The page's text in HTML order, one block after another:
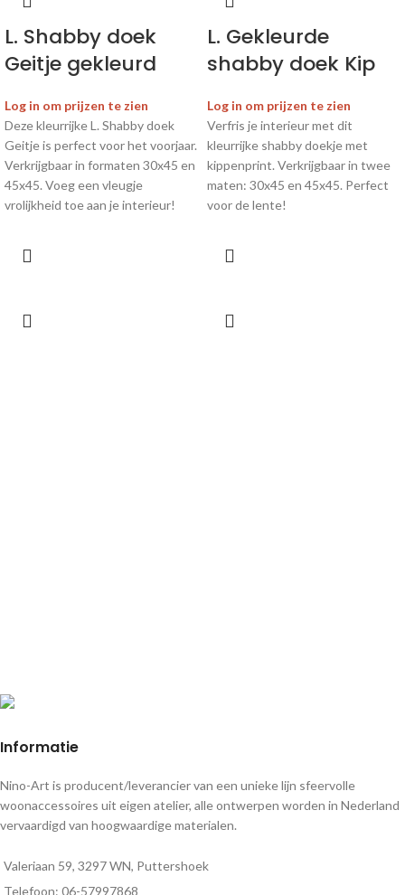
L. Shabby doek
Geitje gekleurd
Log in om prijzen te zien
Deze kleurrijke L. Shabby doek
Geitje is perfect voor het voorjaar.
Verkrijgbaar in formaten 30x45 en
45x45. Voeg een vleugje
vrolijkheid toe aan je interieur!
L. Gekleurde
shabby doek Kip
Log in om prijzen te zien
Verfris je interieur met dit
kleurrijke shabby doekje met
kippenprint. Verkrijgbaar in twee
maten: 30x45 en 45x45. Perfect
voor de lente!
Informatie
Nino-Art is producent/leverancier van een unieke lijn sfeervolle
woonaccessoires uit eigen atelier, alle ontwerpen worden in Nederland
vervaardigd van hoogwaardige materialen.
Valeriaan 59, 3297 WN, Puttershoek
Telefoon: 06-57997868